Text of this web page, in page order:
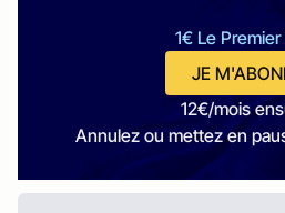
1€ Le
JE
12€/mois
Annulez ou mettez en